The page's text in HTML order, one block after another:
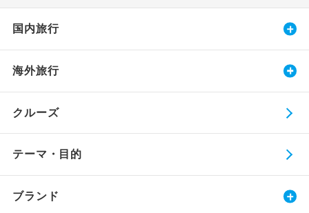
国内旅行
海外旅行
クルーズ
テーマ・目的
ブランド